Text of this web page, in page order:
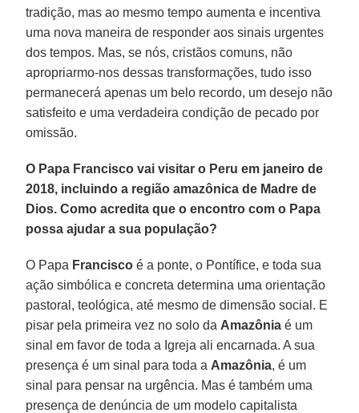
tradição, mas ao mesmo tempo aumenta e incentiva
uma nova maneira de responder aos sinais urgentes
dos tempos. Mas, se nós, cristãos comuns, não
apropriarmo-nos dessas transformações, tudo isso
permanecerá apenas um belo recordo, um desejo não
satisfeito e uma verdadeira condição de pecado por
omissão.
O Papa Francisco vai visitar o Peru em janeiro de
2018, incluindo a região amazônica de Madre de
Dios. Como acredita que o encontro com o Papa
possa ajudar a sua população?
O Papa Francisco é a ponte, o Pontífice, e toda sua
ação simbólica e concreta determina uma orientação
pastoral, teológica, até mesmo de dimensão social. E
pisar pela primeira vez no solo da Amazônia é um
sinal em favor de toda a Igreja ali encarnada. A sua
presença é um sinal para toda a Amazônia, é um
sinal para pensar na urgência. Mas é também uma
presença de denúncia de um modelo capitalista